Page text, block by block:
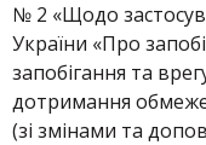
№ 2 «Щодо
України «Про
запобігання та
дотримання
(зі змінами та